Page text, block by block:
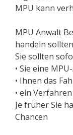
MPU kann
MPU Anwalt
handeln sollten
Sie sollten
• Sie eine
• Ihnen das
• ein
Je früher Sie
Chancen